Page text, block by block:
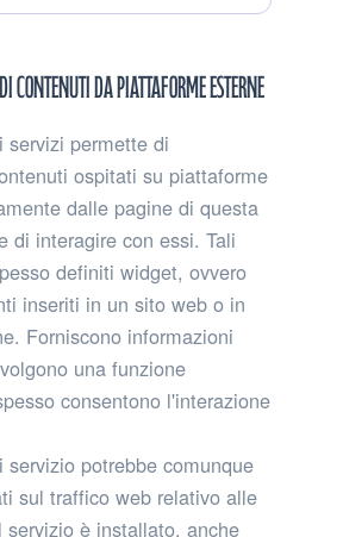
trattamento:
Personali
contenuti da piattaforme esterne
servizi permette di
ospitati su piattaforme
dalle pagine di questa
di interagire con essi. Tali
definiti widget, ovvero
inseriti in un sito web o in
Forniscono informazioni
una funzione
consentono l'interazione
potrebbe comunque
sul traffico web relativo alle
servizio è installato, anche